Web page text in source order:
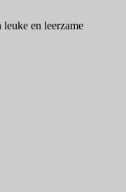
en leerzame